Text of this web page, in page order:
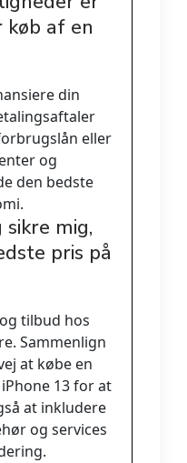
af en
din
eller
og
den bedste
mig,
pris på
tilbud hos
Sammenlign
at købe en
13 for at
at inkludere
og services